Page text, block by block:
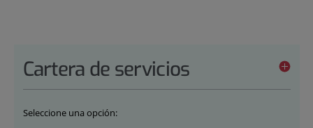
Cartera de servicios
Seleccione una opción: